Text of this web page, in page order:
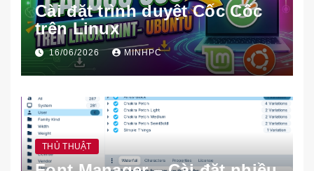
Cài đặt trình duyệt Cốc Cốc
trên Linux
16/06/2026 MINHPC
THỦ THUẬT